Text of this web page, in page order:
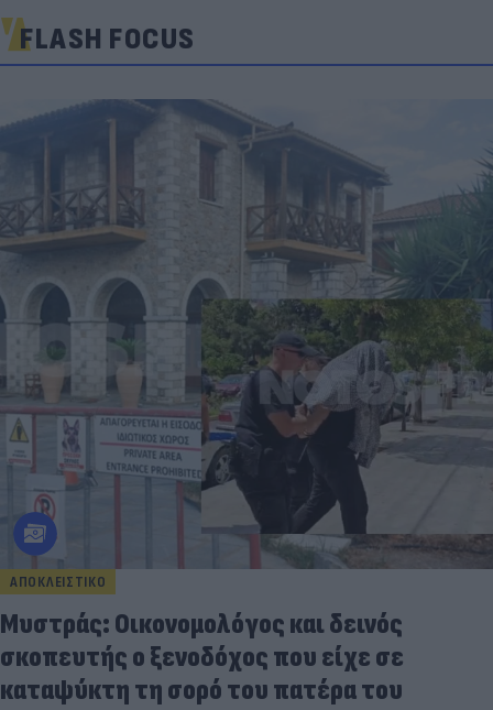
FLASH FOCUS
ΑΠΟΚΛΕΙΣΤΙΚΟ
Μυστράς: Οικονομολόγος και δεινός
σκοπευτής ο ξενοδόχος που είχε σε
καταψύκτη τη σορό του πατέρα του